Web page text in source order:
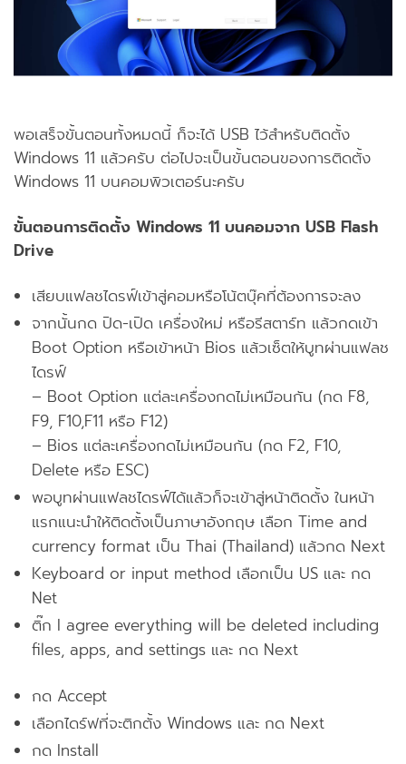
พอเสร็จขั้นตอนทั้งหมดนี้ ก็จะได้ USB ไว้สำหรับติดตั้ง
Windows 11 แล้วครับ ต่อไปจะเป็นขั้นตอนของการติดตั้ง
Windows 11 บนคอมพิวเตอร์นะครับ
ขั้นตอนการติดตั้ง Windows 11 บนคอมจาก USB Flash
Drive
เสียบแฟลชไดรฟ์เข้าสู่คอมหรือโน้ตบุ๊คที่ต้องการจะลง
จากนั้นกด ปิด-เปิด เครื่องใหม่ หรือรีสตาร์ท แล้วกดเข้า
Boot Option หรือเข้าหน้า Bios แล้วเซ็ตให้บูทผ่านแฟลช
ไดรฟ์
– Boot Option แต่ละเครื่องกดไม่เหมือนกัน (กด F8,
F9, F10,F11 หรือ F12)
– Bios แต่ละเครื่องกดไม่เหมือนกัน (กด F2, F10,
Delete หรือ ESC)
พอบูทผ่านแฟลชไดรฟ์ได้แล้วก็จะเข้าสู่หน้าติดตั้ง ในหน้า
แรกแนะนำให้ติดตั้งเป็นภาษาอังกฤษ เลือก Time and
currency format เป็น Thai (Thailand) แล้วกด Next
Keyboard or input method เลือกเป็น US และ กด
Net
ติ๊ก I agree everything will be deleted including
files, apps, and settings และ กด Next
กด Accept
เลือกไดร์ฟที่จะติกตั้ง Windows และ กด Next
กด Install